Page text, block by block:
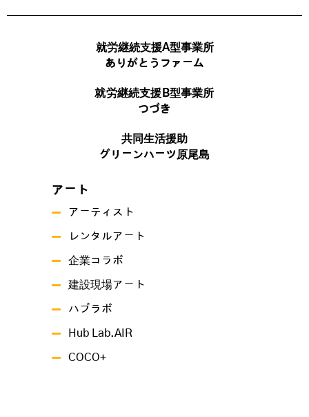
就労継続支援A型事業所
ありがとうファーム
就労継続支援B型事業所
つづき
共同生活援助
グリーンハーツ原尾島
アート
アーティスト
レンタルアート
企業コラボ
建設現場アート
ハブラボ
Hub Lab.AIR
COCO+